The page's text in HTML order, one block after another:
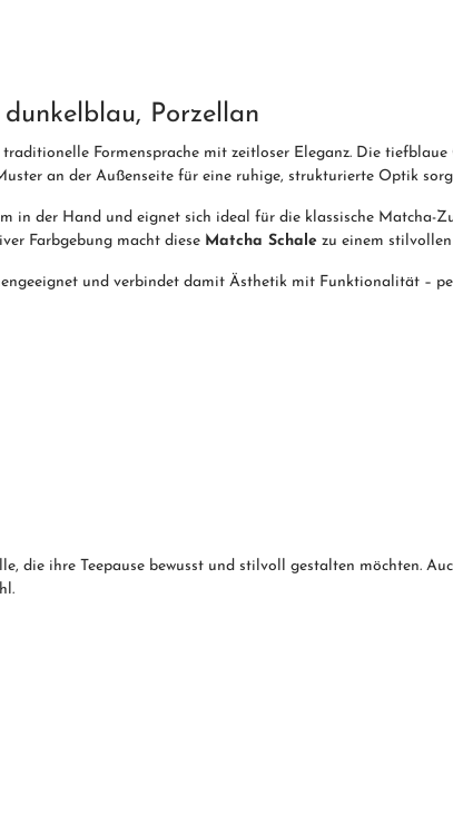
Porzellan
Formensprache mit zeitloser Eleganz. Die
an der Außenseite für eine ruhige, strukturierte Optik
in der Hand und eignet sich ideal für die klassische Matcha-
Farbgebung macht diese Matcha Schale zu einem
und verbindet damit Ästhetik mit Funktionalität –
die ihre Teepause bewusst und stilvoll gestalten möchten.